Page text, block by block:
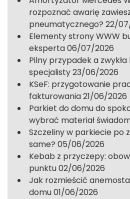
rozpoznać awarię
pneumatycznego? 22/
Elementy strony WWW
eksperta06/07/2026
Pilny przypadek a
specjalisty23/06/2026
KSeF: przygotowanie
fakturowania21/06/2026
Parkiet do domu do
wybrać materiał
Szczeliny w parkiecie po
same? 05/06/2026
Kebab z przyczepy:
punktu02/06/2026
Jak rozmieścić
domu01/06/2026